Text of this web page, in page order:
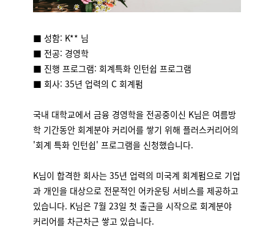
■ 성함: K** 님
■ 전공: 경영학
■ 진행 프로그램: 회계특화 인턴쉽 프로그램
■ 회사: 35년 업력의 C 회계펌
국내 대학교에서 금융 경영학을 전공중이신 K님은 여름방
학 기간동안 회계분야 커리어를 쌓기 위해 플러스커리어의
'회계 특화 인턴쉽' 프로그램을 신청했습니다.
K님이 합격한 회사는 35년 업력의 미국계 회계펌으로 기업
과 개인을 대상으로 전문적인 어카운팅 서비스를 제공하고
있습니다. K님은 7월 23일 첫 출근을 시작으로 회계분야
커리어를 차근차근 쌓고 있습니다.